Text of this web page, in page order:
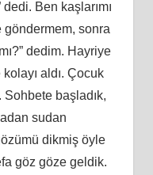
Ben kaşlarımı
göndermem, sonra
dedim. Hayriye
aldı. Çocuk
Sohbete başladık,
sudan
dikmiş öyle
göz göze geldik.